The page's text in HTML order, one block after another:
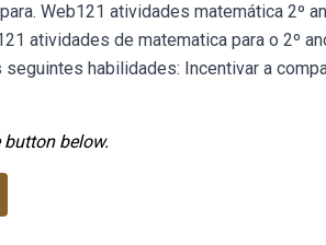
Web121 atividades matemática 2º
atividades de matematica para o 2º
habilidades: Incentivar a
below.